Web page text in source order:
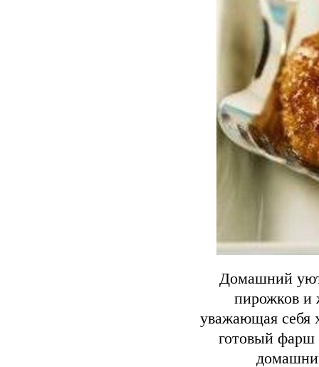
Домашний
пирожков и
уважающая себя
готовый фарш